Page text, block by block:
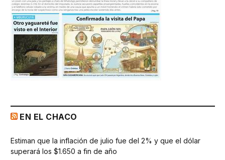
EN EL CHACO
Estiman que la inflación de julio fue del 2% y que el dólar
superará los $1.650 a fin de año